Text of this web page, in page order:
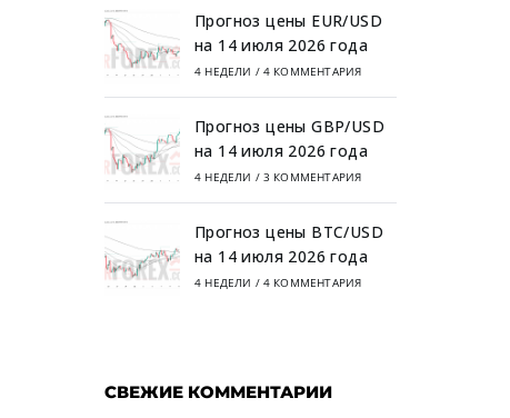
Прогноз цены EUR/USD
на 14 июля 2026 года
4 НЕДЕЛИ / 4 КОММЕНТАРИЯ
Прогноз цены GBP/USD
на 14 июля 2026 года
4 НЕДЕЛИ / 3 КОММЕНТАРИЯ
Прогноз цены BTC/USD
на 14 июля 2026 года
4 НЕДЕЛИ / 4 КОММЕНТАРИЯ
СВЕЖИЕ КОММЕНТАРИИ